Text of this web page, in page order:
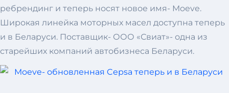
ребрендинг и теперь носят новое имя- Moeve.
Широкая линейка моторных масел доступна теперь
и в Беларуси. Поставщик- ООО «Свиат»- одна из
старейших компаний автобизнеса Беларуси.